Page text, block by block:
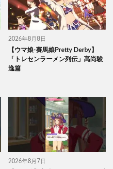
2026年8月8日
【ウマ娘-賽馬娘Pretty Derby】
「トレセンラーメン列伝」高尚駿
逸篇
2026年8月7日